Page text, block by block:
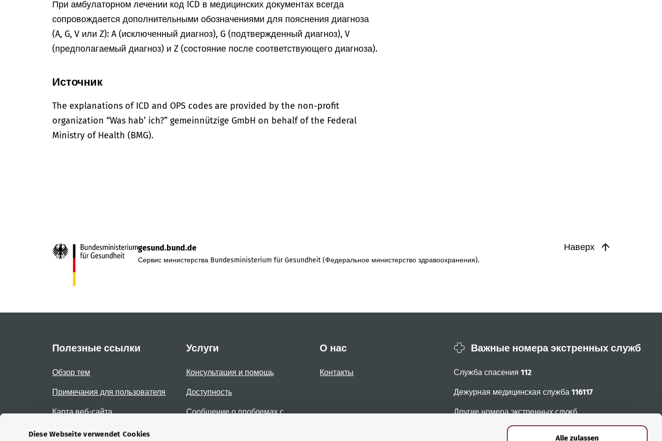
Diese Webseite verwendet Cookies Alle zulassen
При амбулаторном лечении код ICD в медицинских документах всегда
сопровождается дополнительными обозначениями для пояснения диагноза
(A, G, V или Z): A (исключенный диагноз), G (подтвержденный диагноз), V
(предполагаемый диагноз) и Z (состояние после соответствующего диагноза).
Источник
The explanations of ICD and OPS codes are provided by the non-profit
organization “Was hab’ ich?” gemeinnützige GmbH on behalf of the Federal
Ministry of Health (BMG).
Наверх
gesund.bund.de
Сервис министерства Bundesministerium für Gesundheit (Федеральное министерство здравоохранения).
Полезные ссылки
Обзор тем
Примечания для пользователя
Карта веб-сайта
Услуги
Консультация и помощь
Доступность
Сообщение о проблемах с
О нас
Контакты
Важные номера экстренных служб
Служба спасения 112
Дежурная медицинская служба 116117
Другие номера экстренных служб